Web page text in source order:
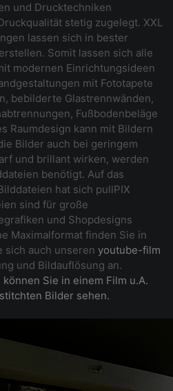
und Drucktechniken
stetig zugelegt. XXL
lassen sich in bester
Somit lassen sich alle
modernen Einrichtungsideen
mit Fototapete
bebilderte Glastrennwänden,
Fußbodenbeläge
Raumdesign kann mit Bildern
Bilder auch bei geringem
und brillant wirken, werden
benötigt. Auf das
hat sich pullPIX
sind für große
und Shopdesigns
Maximalformat finden Sie in
sich auch unseren youtube-film
und Bildauflösung an.
Sie in einem Film u.A.
Bilder sehen.